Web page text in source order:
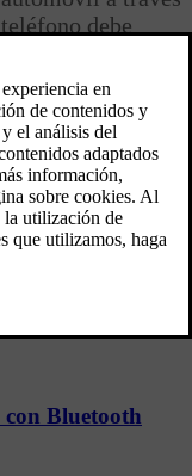
debe
lista.
Bluetooth